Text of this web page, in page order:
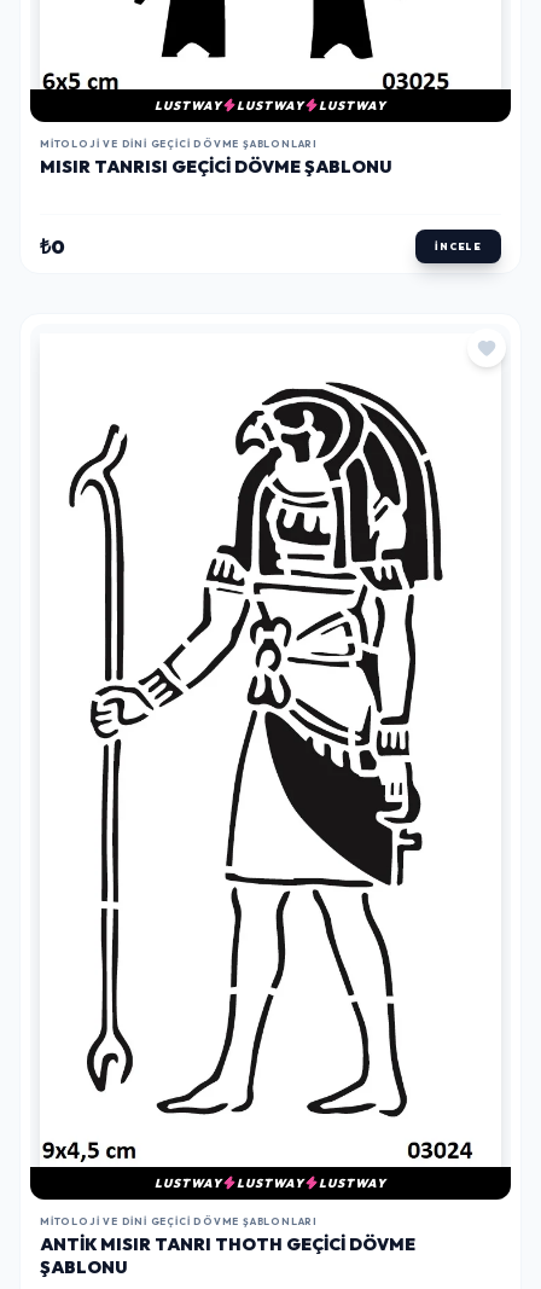
LUSTWAY LUSTWAY LUSTWAY
MITOLOJI VE DINI GEÇICI DÖVME ŞABLONLARI
MISIR TANRISI GEÇICI DÖVME ŞABLONU
₺0 İNCELE
LUSTWAY LUSTWAY LUSTWAY
MITOLOJI VE DINI GEÇICI DÖVME ŞABLONLARI
ANTIK MISIR TANRI THOTH GEÇICI DÖVME
ŞABLONU